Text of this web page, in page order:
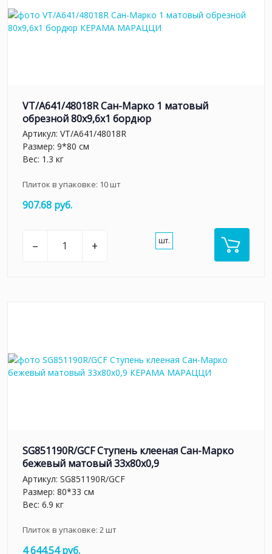
VT/A641/48018R Сан-Марко 1 матовый
обрезной 80x9,6x1 бордюр
Артикул: VT/A641/48018R
Размер: 9*80 см
Вес: 1.3 кг
Плиток в упаковке: 10шт
907.68 руб.
– + шт.
SG851190R/GCF Ступень клееная Сан-Марко
бежевый матовый 33x80x0,9
Артикул: SG851190R/GCF
Размер: 80*33 см
Вес: 6.9 кг
Плиток в упаковке: 2шт
4 644.54 руб.